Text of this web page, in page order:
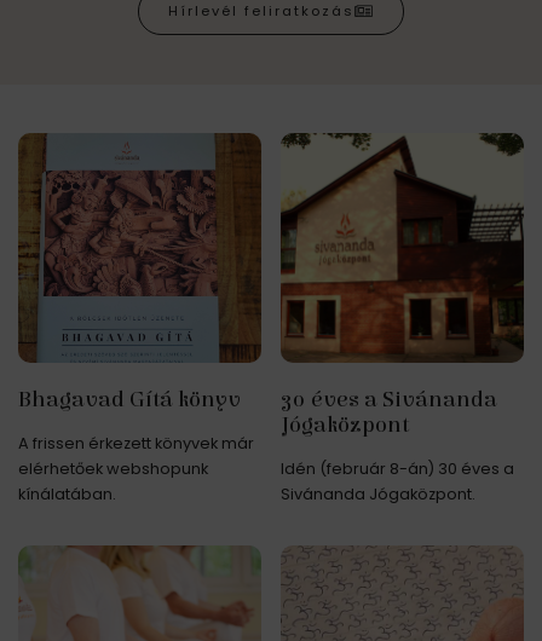
Hírlevél feliratkozás
Bhagavad Gítá könyv
A frissen érkezett könyvek már
elérhetőek webshopunk
kínálatában.
30 éves a Sivánanda
Jógaközpont
Idén (február 8-án) 30 éves a
Sivánanda Jógaközpont.